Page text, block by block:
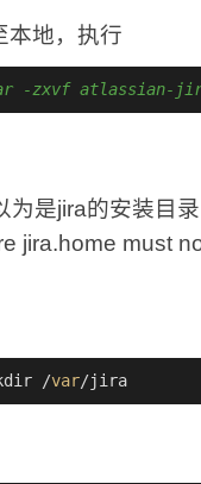
本地，执行
-zxvf atlassian-
为是jira的安装目
jira.home must
/var/jira